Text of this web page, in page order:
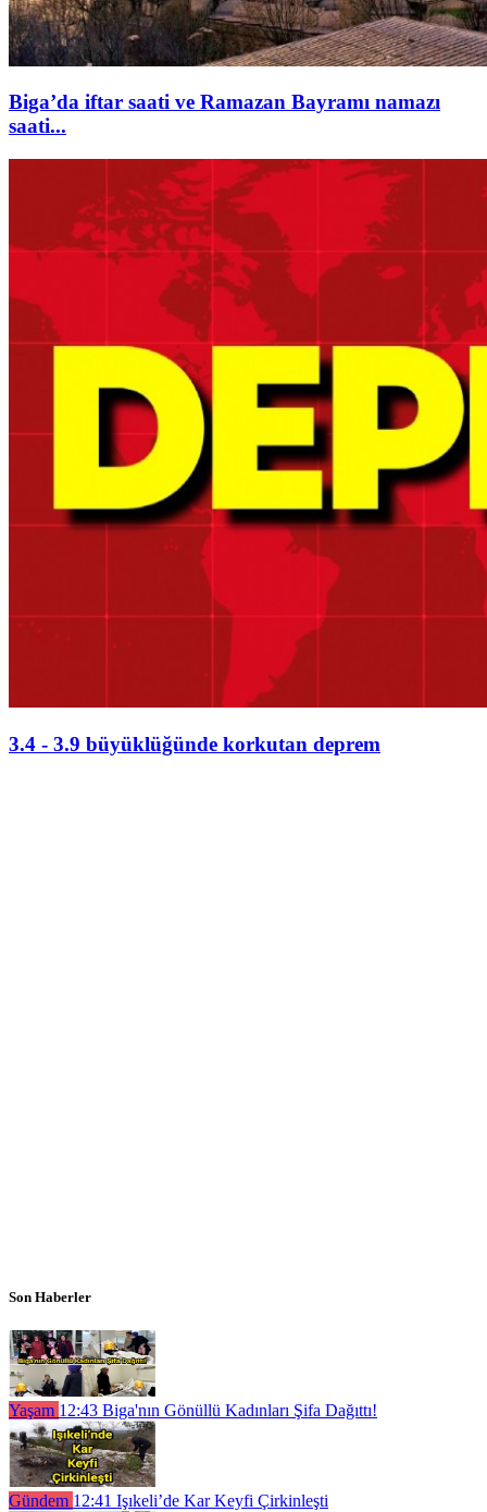
Biga’da iftar saati ve Ramazan Bayramı namazı
saati...
3.4 - 3.9 büyüklüğünde korkutan deprem
Son Haberler
Yaşam 12:43 Biga'nın Gönüllü Kadınları Şifa Dağıttı!
Gündem 12:41 Işıkeli’de Kar Keyfi Çirkinleşti